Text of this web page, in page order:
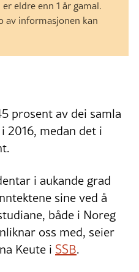
eldre enn 1 år gamal.
av informasjonen kan
prosent av dei samla
2016, medan det i
i aukande grad
sine ved å
både i Noreg
oss med, seier
Keute i SSB.